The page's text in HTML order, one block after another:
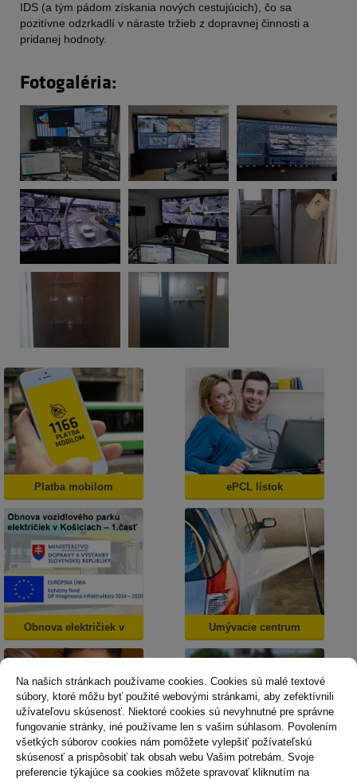
Na našich stránkach používame cookies. Cookies sú malé textové
súbory, ktoré môžu byť použité webovými stránkami, aby zefektívnili
užívateľovu skúsenosť. Niektoré cookies sú nevyhnutné pre správne
fungovanie stránky, iné používame len s vašim súhlasom. Povolením
všetkých súborov cookies nám pomôžete vylepšiť požívateľskú
skúsenosť a prispôsobiť tak obsah webu Vašim potrebám. Svoje
preferencie týkajúce sa cookies môžete spravovať kliknutím na
IDS (a tým pádom získania nových cestujúcich), čo sa
pozitívne odzrkadlí v náraste tržieb z dopravnej činnosti a
pridanej hodnoty.
Fotogaléria:
Platba mobilom ePCL lístok
Obnova električiek v
Košiciach
Umývacie centrum
Dopravná psychológia Mestská karta